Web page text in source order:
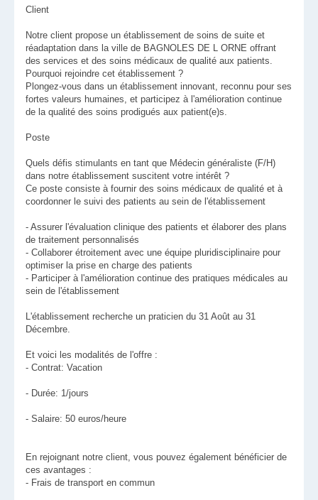
Client
Notre client propose un établissement de soins de suite et
réadaptation dans la ville de BAGNOLES DE L ORNE offrant
des services et des soins médicaux de qualité aux patients.
Pourquoi rejoindre cet établissement ?
Plongez-vous dans un établissement innovant, reconnu pour ses
fortes valeurs humaines, et participez à l'amélioration continue
de la qualité des soins prodigués aux patient(e)s.
Poste
Quels défis stimulants en tant que Médecin généraliste (F/H)
dans notre établissement suscitent votre intérêt ?
Ce poste consiste à fournir des soins médicaux de qualité et à
coordonner le suivi des patients au sein de l'établissement
- Assurer l'évaluation clinique des patients et élaborer des plans
de traitement personnalisés
- Collaborer étroitement avec une équipe pluridisciplinaire pour
optimiser la prise en charge des patients
- Participer à l'amélioration continue des pratiques médicales au
sein de l'établissement
L'établissement recherche un praticien du 31 Août au 31
Décembre.
Et voici les modalités de l'offre :
- Contrat: Vacation
- Durée: 1/jours
- Salaire: 50 euros/heure
En rejoignant notre client, vous pouvez également bénéficier de
ces avantages :
- Frais de transport en commun